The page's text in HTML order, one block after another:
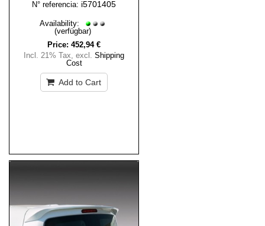
N° referencia: i5701405
Availability:
(verfügbar)
Price: 452,94 €
Incl. 21% Tax, excl. Shipping
Cost
Add to Cart